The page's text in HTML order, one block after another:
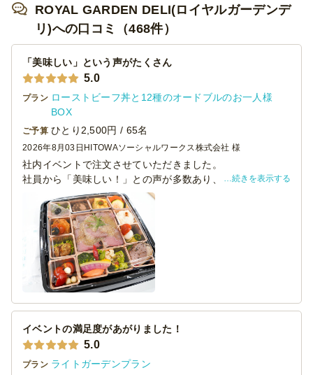
ROYAL GARDEN DELI(ロイヤルガーデンデ
リ)への口コミ（468件）
「美味しい」という声がたくさん
5.0
プラン ローストビーフ丼と12種のオードブルのお一人様
BOX
ご予算 ひとり2,500円 / 65名
2026年8月03日 HITOWAソーシャルワークス株式会社 様
社内イベントで注文させていただきました。
社員から「美味しい！」との声が多数あり、比較的量もあ
りましたが、完食している人が多かったです。
見た目も豪華で満足感が高かったです。
続きを表示する
イベントの満足度があがりました！
5.0
プラン ライトガーデンプラン